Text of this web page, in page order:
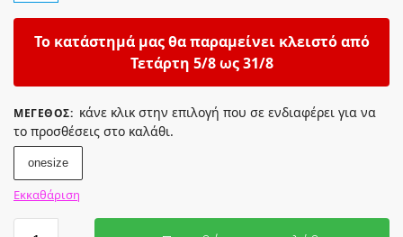
Το κατάστημά μας θα παραμείνει κλειστό από
Τετάρτη 5/8 ως 31/8
ΜΈΓΕΘΟΣ: κάνε κλικ στην επιλογή που σε ενδιαφέρει για να
το προσθέσεις στο καλάθι.
onesize
Εκκαθάριση